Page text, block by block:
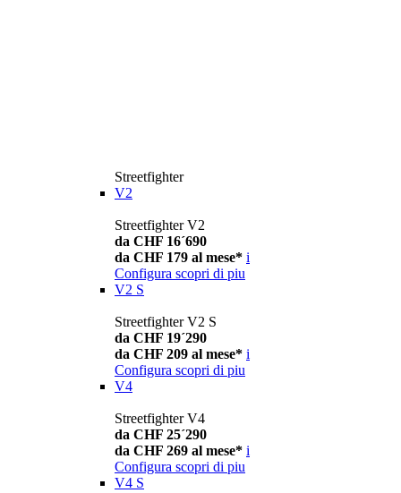
Streetfighter
V2
Streetfighter V2
da CHF 16´690
da CHF 179 al mese* i
Configura scopri di piu
V2 S
Streetfighter V2 S
da CHF 19´290
da CHF 209 al mese* i
Configura scopri di piu
V4
Streetfighter V4
da CHF 25´290
da CHF 269 al mese* i
Configura scopri di piu
V4 S